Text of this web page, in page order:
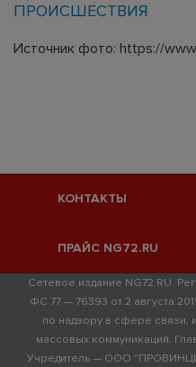
ПРОИСШЕСТВИЯ
Источник фото: https://
КОНТАКТЫ
ПРАЙС NG72.RU
Сетевое издание NG72.RU.
ФС 77 — 76393 от 2 августа
по надзору в сфере связи,
массовых коммуникаций.
Учредитель — ООО